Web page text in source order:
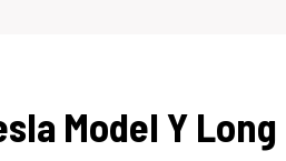
Model Y Long